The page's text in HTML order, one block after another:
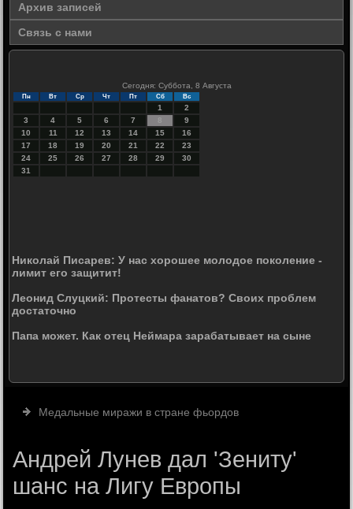
Архив записей
Связь с нами
Сегодня: Суббота, 8 Августа
Пн Вт Ср Чт Пт Сб Вс
1
2
3
4 5 6 7 8
9
10
11 12 13 14 15
16
17
18 19 20 21 22
23
24
25 26 27 28 29
30
31
Николай Писарев: У нас хорошее молодое поколение -
лимит его защитит!
Леонид Слуцкий: Протесты фанатов? Своих проблем
достаточно
Папа может. Как отец Неймара зарабатывает на сыне
Медальные миражи в стране фьордов
Андрей Лунев дал 'Зениту'
шанс на Лигу Европы